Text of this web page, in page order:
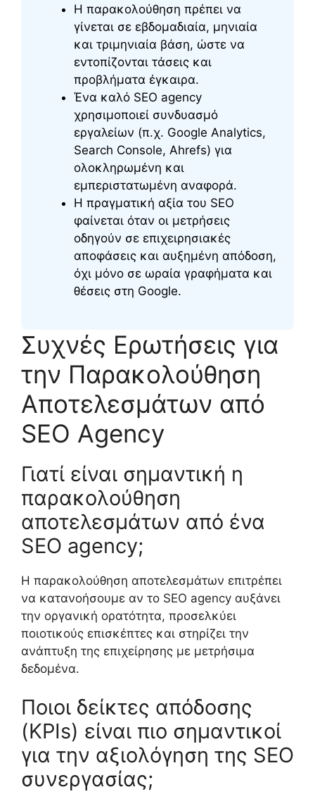
Η παρακολούθηση πρέπει να
γίνεται σε εβδομαδιαία, μηνιαία
και τριμηνιαία βάση, ώστε να
εντοπίζονται τάσεις και
προβλήματα έγκαιρα.
Ένα καλό SEO agency
χρησιμοποιεί συνδυασμό
εργαλείων (π.χ. Google Analytics,
Search Console, Ahrefs) για
ολοκληρωμένη και
εμπεριστατωμένη αναφορά.
Η πραγματική αξία του SEO
φαίνεται όταν οι μετρήσεις
οδηγούν σε επιχειρησιακές
αποφάσεις και αυξημένη απόδοση,
όχι μόνο σε ωραία γραφήματα και
θέσεις στη Google.
Συχνές Ερωτήσεις για
την Παρακολούθηση
Αποτελεσμάτων από
SEO Agency
Γιατί είναι σημαντική η
παρακολούθηση
αποτελεσμάτων από ένα
SEO agency;
Η παρακολούθηση αποτελεσμάτων επιτρέπει
να κατανοήσουμε αν το SEO agency αυξάνει
την οργανική ορατότητα, προσελκύει
ποιοτικούς επισκέπτες και στηρίζει την
ανάπτυξη της επιχείρησης με μετρήσιμα
δεδομένα.
Ποιοι δείκτες απόδοσης
(KPIs) είναι πιο σημαντικοί
για την αξιολόγηση της SEO
συνεργασίας;